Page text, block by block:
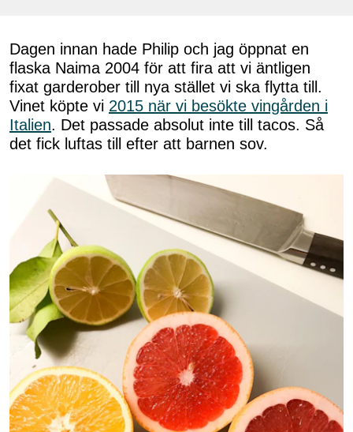
Dagen innan hade Philip och jag öppnat en
flaska Naima 2004 för att fira att vi äntligen
fixat garderober till nya stället vi ska flytta till.
Vinet köpte vi 2015 när vi besökte vingården i
Italien. Det passade absolut inte till tacos. Så
det fick luftas till efter att barnen sov.